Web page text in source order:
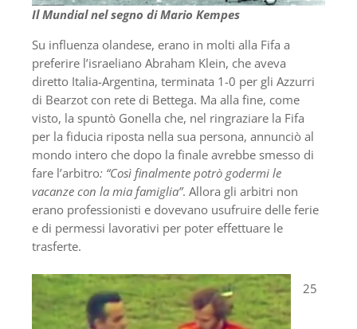
Il Mundial nel segno di Mario Kempes
Su influenza olandese, erano in molti alla Fifa a
preferire l’israeliano Abraham Klein, che aveva
diretto Italia-Argentina, terminata 1-0 per gli Azzurri
di Bearzot con rete di Bettega. Ma alla fine, come
visto, la spuntò Gonella che, nel ringraziare la Fifa
per la fiducia riposta nella sua persona, annunciò al
mondo intero che dopo la finale avrebbe smesso di
fare l’arbitro: “Così finalmente potrò godermi le
vacanze con la mia famiglia”. Allora gli arbitri non
erano professionisti e dovevano usufruire delle ferie
e di permessi lavorativi per poter effettuare le
trasferte.
25